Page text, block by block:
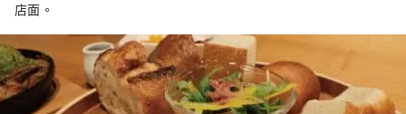
店面。